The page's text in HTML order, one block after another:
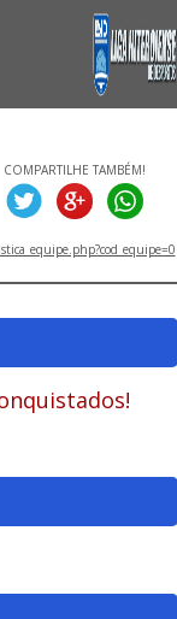
COMPARTILHE TAMBÉM!